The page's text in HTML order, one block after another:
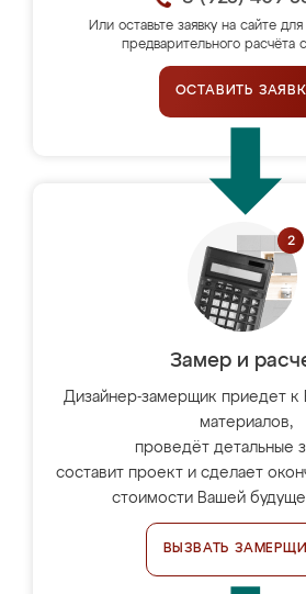
Или оставьте заявку на сайте для
предварительного расчёта
ОСТАВИТЬ
Замер и
Дизайнер-замерщик приедет к
материалов,
проведёт детальные
составит проект и сделает
стоимости Вашей
ВЫЗВАТЬ